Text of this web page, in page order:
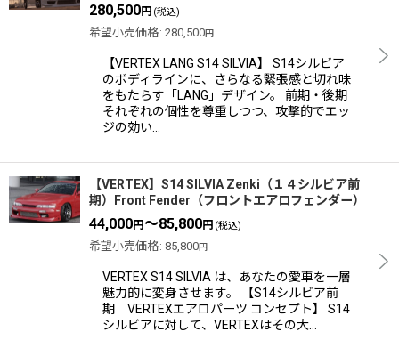
280,500円 (税込)
希望小売価格: 280,500円
【VERTEX LANG S14 SILVIA】 S14シルビア
のボディラインに、さらなる緊張感と切れ味
をもたらす「LANG」デザイン。 前期・後期
それぞれの個性を尊重しつつ、攻撃的でエッ
ジの効い…
【VERTEX】S14 SILVIA Zenki（１４シルビア前
期）Front Fender（フロントエアロフェンダー）
44,000円～85,800円 (税込)
希望小売価格: 85,800円
VERTEX S14 SILVIA は、あなたの愛車を一層
魅力的に変身させます。 【S14シルビア前
期 VERTEXエアロパーツ コンセプト】 S14
シルビアに対して、VERTEXはその大…